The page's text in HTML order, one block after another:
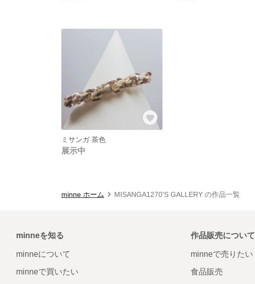
ミサンガ 茶色
展示中
minne ホーム MISANGA1270'S GALLERY の作品一覧
minneを知る
minneについて
minneで買いたい
作品販売について
minneで売りたい
食品販売